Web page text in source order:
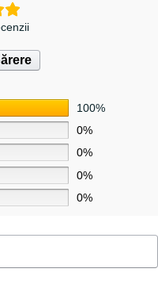
100%
0%
0%
0%
0%